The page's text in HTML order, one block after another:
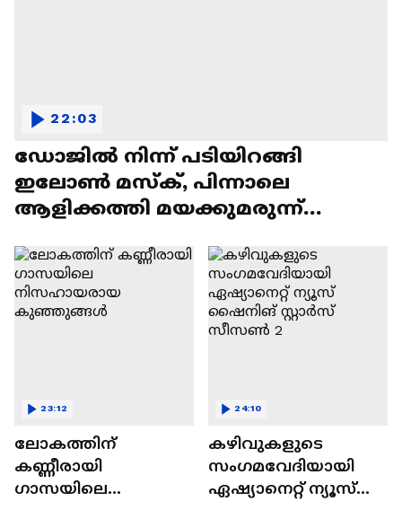
ഡോജിൽ നിന്ന് പടിയിറങ്ങി
ഇലോൺ മസ്ക്, പിന്നാലെ
ആളിക്കത്തി മയക്കുമരുന്ന്
22:03
ലോകത്തിന്
കണ്ണീരായി
ഗാസയിലെ
23:12
കഴിവുകളുടെ
സംഗമവേദിയായി
ഏഷ്യാനെറ്റ് ന്യൂസ്
24:10